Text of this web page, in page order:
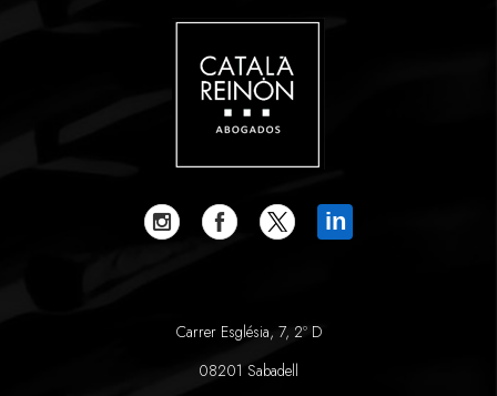
in
Carrer Església, 7, 2º D
08201 Sabadell